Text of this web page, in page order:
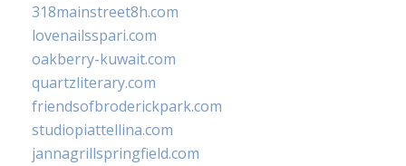
318mainstreet8h.com
lovenailsspari.com
oakberry-kuwait.com
quartzliterary.com
friendsofbroderickpark.com
studiopiattellina.com
jannagrillspringfield.com